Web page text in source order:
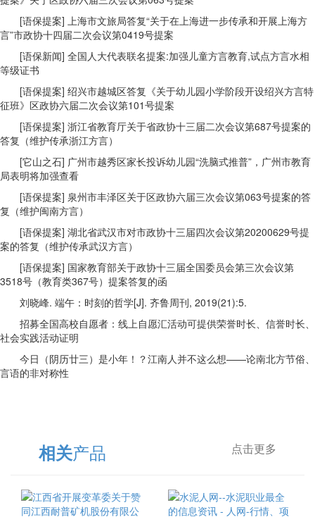
[语保提案] 上海市文旅局答复“关于在上海进一步传承和开展上海方
言”市政协十四届二次会议第0419号提案
[语保新闻] 全国人大代表联名提案:加强儿童方言教育,试点方言水相
等级证书
[语保提案] 绍兴市越城区答复《关于幼儿园小学阶段开设绍兴方言特
征班》区政协六届二次会议第101号提案
[语保提案] 浙江省教育厅关于省政协十三届二次会议第687号提案的
答复（维护传承浙江方言）
[它山之石] 广州市越秀区家长投诉幼儿园“洗脑式推普”，广州市教育
局表明将加强查看
[语保提案] 泉州市丰泽区关于区政协六届三次会议第063号提案的答
复（维护闽南方言）
[语保提案] 湖北省武汉市对市政协十三届四次会议第20200629号提
案的答复（维护传承武汉方言）
[语保提案] 国家教育部关于政协十三届全国委员会第三次会议第
3518号（教育类367号）提案答复的函
刘晓峰. 端午：时刻的哲学[J]. 齐鲁周刊, 2019(21):5.
招募全国高校自愿者：线上自愿汇活动可提供荣誉时长、信誉时长、
社会实践活动证明
今日（阴历廿三）是小年！？江南人并不这么想——论南北方节俗、
言语的非对称性
相关产品 点击更多